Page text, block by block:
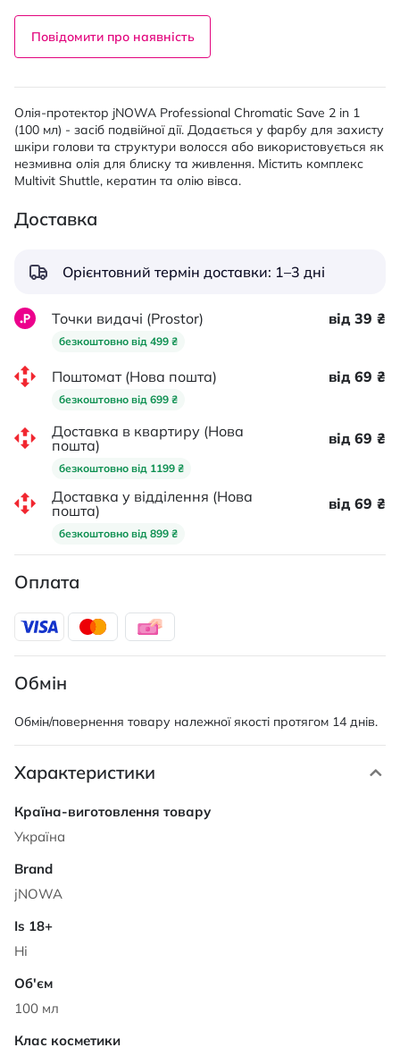
Повідомити про наявність
Олія-протектор jNOWA Professional Chromatic Save 2 in 1
(100 мл) - засіб подвійної дії. Додається у фарбу для захисту
шкіри голови та структури волосся або використовується як
незмивна олія для блиску та живлення. Містить комплекс
Multivit Shuttle, кератин та олію вівса.
Доставка
Орієнтовний термін доставки: 1–3 дні
Точки видачі (Prostor)
безкоштовно від 499 ₴
від 39 ₴
Поштомат (Нова пошта)
безкоштовно від 699 ₴
від 69 ₴
Доставка в квартиру (Нова
пошта)
безкоштовно від 1199 ₴
від 69 ₴
Доставка у відділення (Нова
пошта)
безкоштовно від 899 ₴
від 69 ₴
Оплата
Обмін
Обмін/повернення товару належної якості протягом 14 днів.
Характеристики
Характеристики
Україна
jNOWA
Ні
100 мл